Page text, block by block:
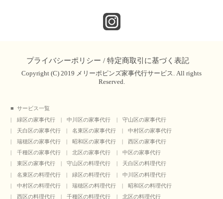
プライバシーポリシー / 特定商取引に基づく表記
Copyright (C) 2019 メリーポピンズ家事代行サービス. All rights
Reserved.
サービス一覧
緑区の家事代行
中川区の家事代行
守山区の家事代行
天白区の家事代行
名東区の家事代行
中村区の家事代行
瑞穂区の家事代行
昭和区の家事代行
西区の家事代行
千種区の家事代行
北区の家事代行
中区の家事代行
東区の家事代行
守山区の料理代行
天白区の料理代行
名東区の料理代行
緑区の料理代行
中川区の料理代行
中村区の料理代行
瑞穂区の料理代行
昭和区の料理代行
西区の料理代行
千種区の料理代行 北区の料理代行